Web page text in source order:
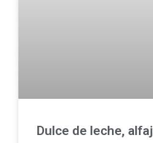
Dulce de leche,